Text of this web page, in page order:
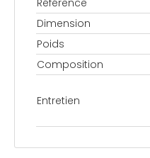
Référence
Dimension
Poids
Composition
Entretien